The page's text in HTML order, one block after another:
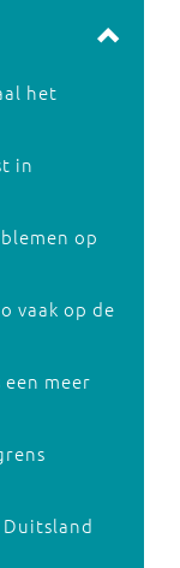
het
in
op
vaak op de
meer